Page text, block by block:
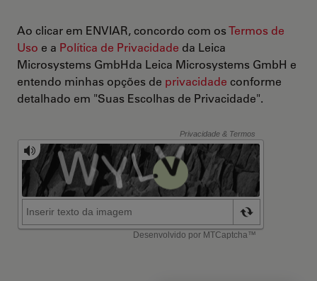
Ao clicar em ENVIAR, concordo com osTermos de
Uso e a Política de Privacidade da Leica
Microsystems GmbHda Leica Microsystems GmbH e
entendo minhas opções de privacidade conforme
detalhado em "Suas Escolhas de Privacidade".